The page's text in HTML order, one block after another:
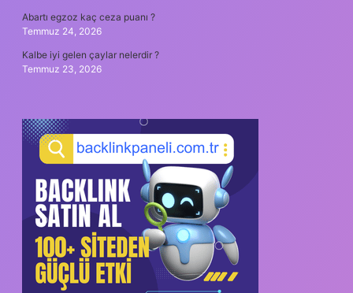
Abartı egzoz kaç ceza puanı ?
Temmuz 24, 2026
Kalbe iyi gelen çaylar nelerdir ?
Temmuz 23, 2026